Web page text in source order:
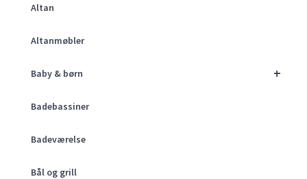
Altan
Altanmøbler
+
Baby & børn
Badebassiner
Badeværelse
Bål og grill